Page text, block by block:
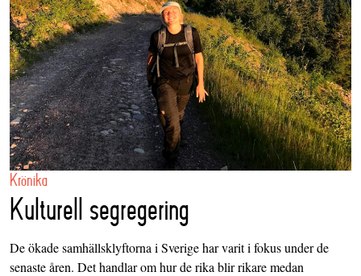
Krönika
Kulturell segregering
De ökade samhällsklyftorna i Sverige har varit i fokus under de
senaste åren. Det handlar om hur de rika blir rikare medan